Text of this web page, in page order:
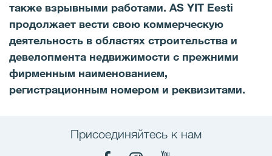
также взрывными работами. AS YIT Eesti
продолжает вести свою коммерческую
деятельность в областях строительства и
девелопмента недвижимости с прежними
фирменным наименованием,
регистрационным номером и реквизитами.
Присоединяйтесь к нам